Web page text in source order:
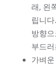
래, 왼
립니
방향
부드
가벼